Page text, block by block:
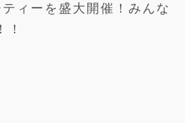
ィーを盛大開催！みんな